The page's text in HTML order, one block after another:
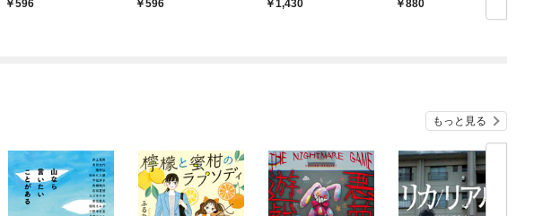
596 596 1,430
880
もっと見る